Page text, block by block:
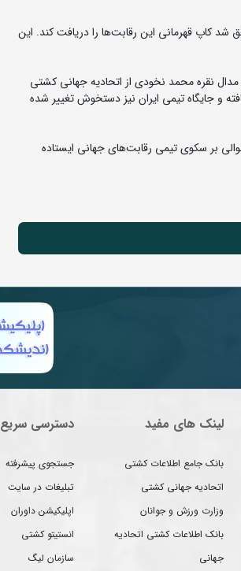
کاپ قهرمانی این رقابت‌ها را دریافت کند. این
در حال پیگیری دریافت کاپ نایب‌قهرمانی رقابت‌های جهانی ۲۰۲۴ آلبانی و مدال نقره محمد نخودی از اتحادیه جهانی کشتی
و جایگاه تیمی ایران نیز دستخوش تغییر شده
خود، پنج سال متوالی بر سکوی تیمی رقابت‌های جهانی ایستاده
لینک های مفید
بانک جامع اطلاعات کشتی
اتحادیه جهانی کشتی
وزارت ورزش و جوانان
بانک اطلاعات کشتی اتحادیه
جهانی
دسترسی سریع
جستجوی پیشرفته
تبلیغات در سایت
اپلیکیشن داوران
انستیتو کشتی
سازمان لیگ